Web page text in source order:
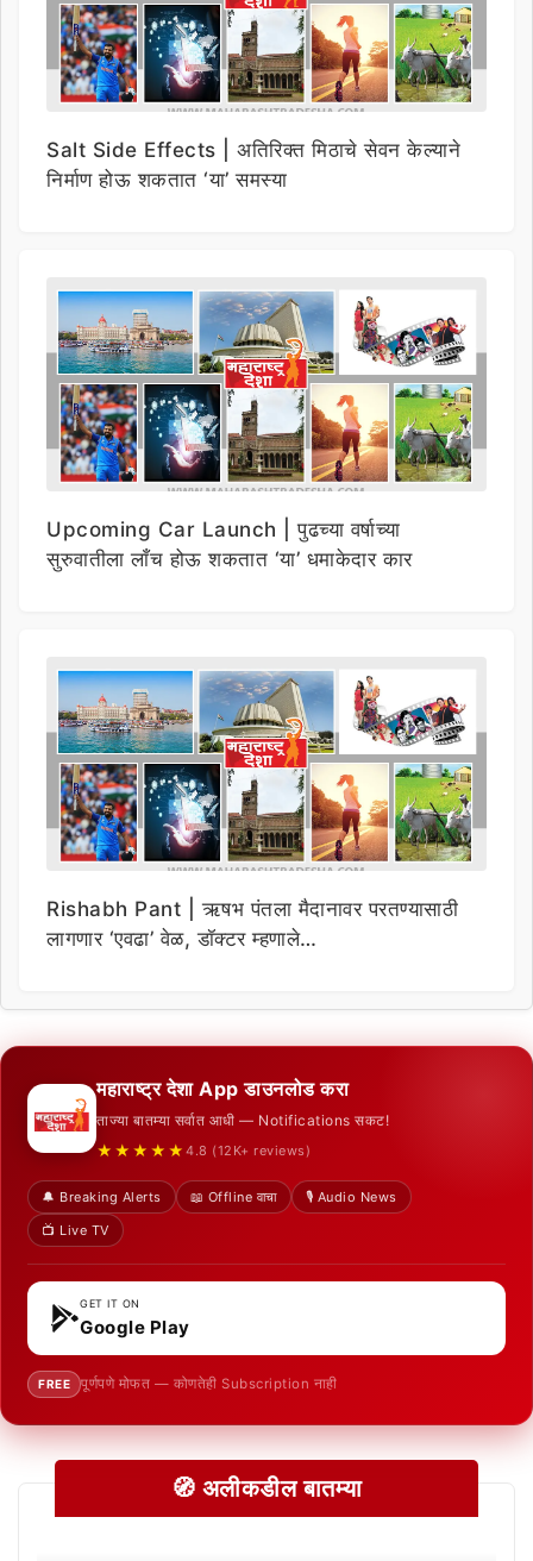
Salt Side Effects | अतिरिक्त मिठाचे सेवन केल्याने
निर्माण होऊ शकतात ‘या’ समस्या
Upcoming Car Launch | पुढच्या वर्षाच्या
सुरुवातीला लाँच होऊ शकतात ‘या’ धमाकेदार कार
Rishabh Pant | ऋषभ पंतला मैदानावर परतण्यासाठी
लागणार ‘एवढा’ वेळ, डॉक्टर म्हणाले…
महाराष्ट्र देशा App डाउनलोड करा
ताज्या बातम्या सर्वात आधी — Notifications सकट!
★★★★★ 4.8 (12K+ reviews)
🔔 Breaking Alerts 📖 Offline वाचा
🎙️ Audio News
📺 Live TV
GET IT ON
Google Play
FREE पूर्णपणे मोफत — कोणतेही Subscription नाही
🧭 अलीकडील बातम्या